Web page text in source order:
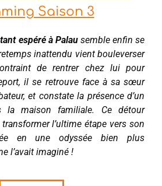
Saison 3
espéré à Palausemble enfin se
inattendu vient bouleverser
de rentrer chez lui pour
il se retrouve face à sa sœur
et constate la présence d’un
la maison familiale. Ce détour
l’ultime étape vers son
en une odyssée bien plus
l’avait imaginé !